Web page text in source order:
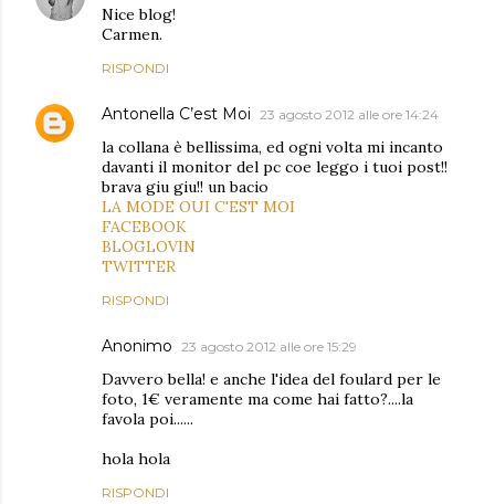
Nice blog!
Carmen.
RISPONDI
Antonella C’est Moi 23 agosto 2012 alle ore 14:24
la collana è bellissima, ed ogni volta mi incanto
davanti il monitor del pc coe leggo i tuoi post!!
brava giu giu!! un bacio
LA MODE OUI C'EST MOI
FACEBOOK
BLOGLOVIN
TWITTER
RISPONDI
Anonimo 23 agosto 2012 alle ore 15:29
Davvero bella! e anche l'idea del foulard per le
foto, 1€ veramente ma come hai fatto?....la
favola poi......
hola hola
RISPONDI